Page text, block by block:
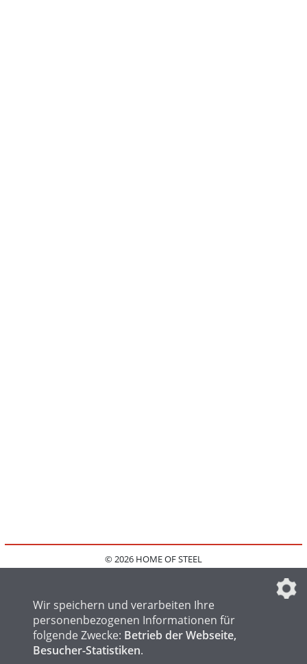
© 2026 HOME OF STEEL
IMPRESSUM
FAQ
DATENSCHUTZEINSTELLUNGEN
HOME OF WELDING
Wir speichern und verarbeiten Ihre
personenbezogenen Informationen für
folgende Zwecke: Betrieb der Webseite,
Besucher-Statistiken.